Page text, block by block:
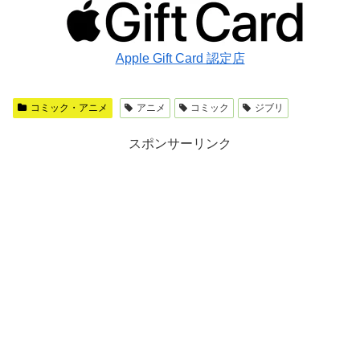
Apple Gift Card 認定店
コミック・アニメ アニメ コミック ジブリ
スポンサーリンク